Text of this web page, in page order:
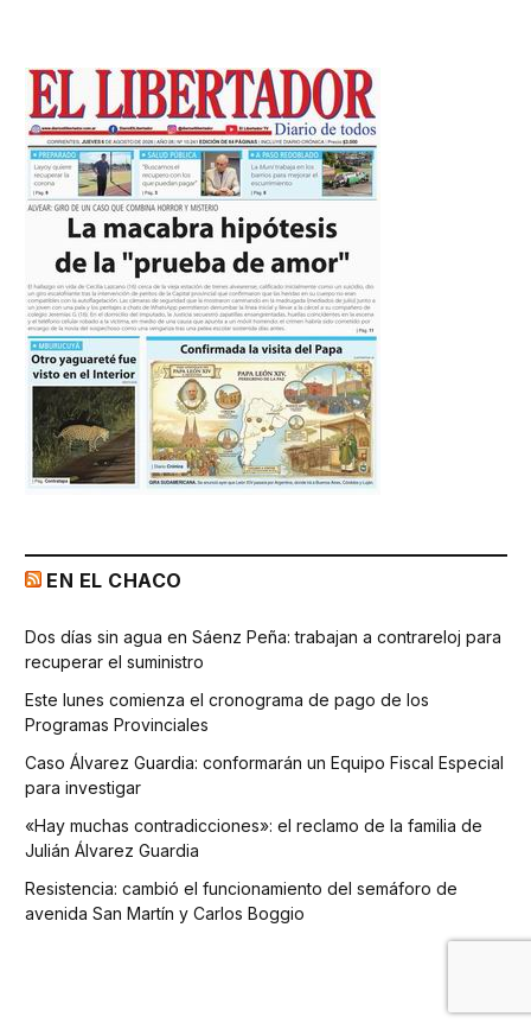
EN EL CHACO
Dos días sin agua en Sáenz Peña: trabajan a contrareloj para
recuperar el suministro
Este lunes comienza el cronograma de pago de los
Programas Provinciales
Caso Álvarez Guardia: conformarán un Equipo Fiscal Especial
para investigar
«Hay muchas contradicciones»: el reclamo de la familia de
Julián Álvarez Guardia
Resistencia: cambió el funcionamiento del semáforo de
avenida San Martín y Carlos Boggio